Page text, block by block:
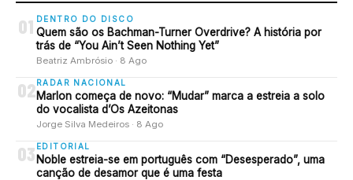
01 DENTRO DO DISCO
Quem são os Bachman-Turner Overdrive? A história por
trás de “You Ain’t Seen Nothing Yet”
Beatriz Ambrósio · 8 Ago
02 RADAR NACIONAL
Marlon começa de novo: “Mudar” marca a estreia a solo
do vocalista d’Os Azeitonas
Jorge Silva Medeiros · 8 Ago
03 EDITORIAL
Noble estreia-se em português com “Desesperado”, uma
canção de desamor que é uma festa